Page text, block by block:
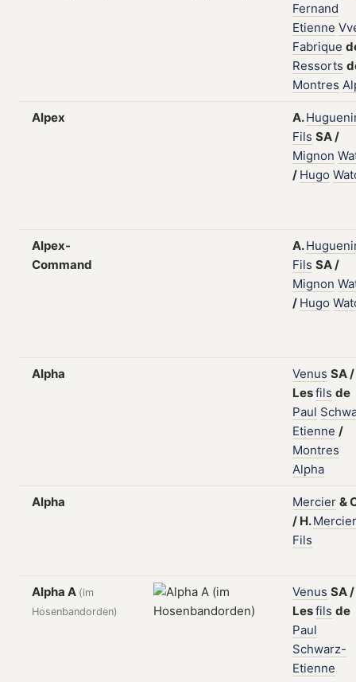
Fernand
Etienne
Fabrique
Ressorts
Montres
Alpex A.
Fils SA/
Mignon
/ Hugo
Alpex-
Command
A.
Fils SA/
Mignon
/ Hugo
Alpha Venus SA/
Lesfils de
Paul
Etienne /
Montres
Alpha
Alpha Mercier &
/ H.Mercier
Fils
Alpha A (im
Hosenbandorden)
Venus SA/
Lesfils de
Paul
Schwarz-
Etienne